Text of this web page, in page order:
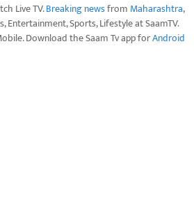
Live TV.Breaking newsfrom Maharashtra,
Entertainment, Sports, Lifestyle at SaamTV.
Download the Saam Tv app forAndroid